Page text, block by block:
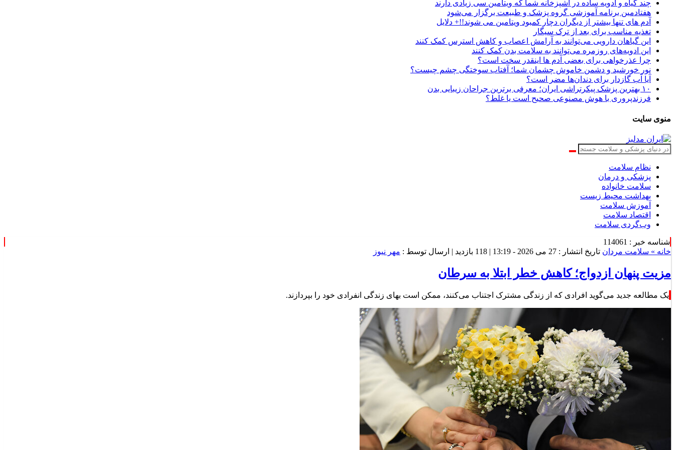
چند گیاه و ادویه ساده در آشپزخانه شما که ویتامین سی زیادی دارند
هفتادمین برنامه آموزشی گروه پزشک و طبیعت برگزار می‌شود
آدم های تنها بیشتر از دیگران دچار کمبود ویتامین می شوند!!+ دلایل
تغذیه مناسب برای بعد از ترک سیگار
این گیاهان دارویی می‌توانند به آرامش اعصاب و کاهش استرس کمک کنند
این ادویه‌های روزمره می‌توانند به سلامت بدن کمک کنند
چرا عذرخواهی برای بعضی آدم ها اینقدر سخت است؟
نور خورشید و دشمن خاموش چشمان شما؛ آفتاب سوختگی چشم چیست؟
آیا آب گازدار برای دندان‌ها مضر است؟
۱۰ بهترین پزشک پیکرتراشی ایران؛ معرفی برترین جراحان زیبایی بدن
فرزندپروری با هوش مصنوعی صحیح است یا غلط؟
منوی سایت
نظام سلامت
پزشکی و درمان
سلامت خانواده
بهداشت محیط زیست
آموزش سلامت
اقتصاد سلامت
وب‌گردی سلامت
شناسه خبر : 114061
خانه » سلامت مردان تاریخ انتشار : 27 می 2026 - 13:19 | 118 بازدید | ارسال توسط : مهر نیوز
مزیت پنهان ازدواج؛ کاهش خطر ابتلا به سرطان
یک مطالعه جدید می‌گوید افرادی که از زندگی مشترک اجتناب می‌کنند، ممکن است بهای زندگی انفرادی خود را بپردازند.